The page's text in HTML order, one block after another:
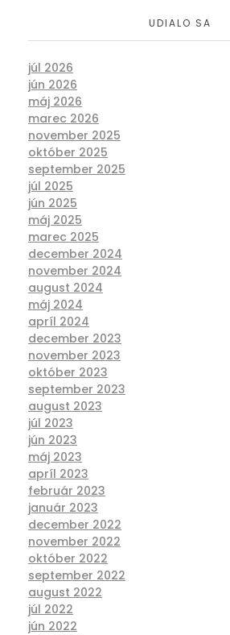
UDIALO SA
júl 2026
jún 2026
máj 2026
marec 2026
november 2025
október 2025
september 2025
júl 2025
jún 2025
máj 2025
marec 2025
december 2024
november 2024
august 2024
máj 2024
apríl 2024
december 2023
november 2023
október 2023
september 2023
august 2023
júl 2023
jún 2023
máj 2023
apríl 2023
február 2023
január 2023
december 2022
november 2022
október 2022
september 2022
august 2022
júl 2022
jún 2022